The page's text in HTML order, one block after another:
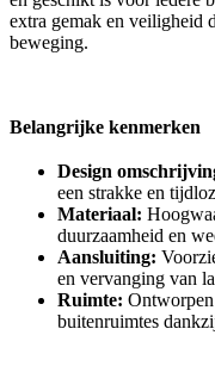
extra gemak en veiligheid
beweging.
Belangrijke kenmerken
Design
een strakke en
Materiaal:
duurzaamheid en
Aansluiting:
en vervanging van
Ruimte:
buitenruimtes